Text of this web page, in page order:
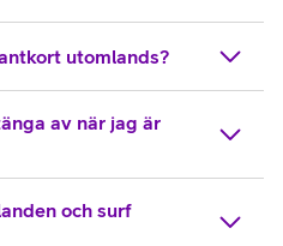
utomlands?
av när jag är
och surf